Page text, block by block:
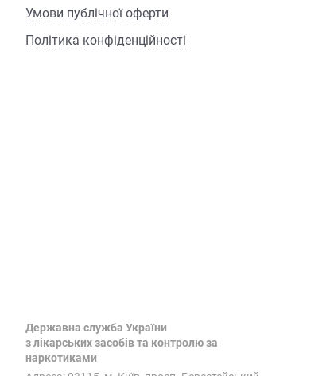
Умови публічної оферти
Політика конфіденційності
Державна служба України
з лікарських засобів та контролю за
наркотиками